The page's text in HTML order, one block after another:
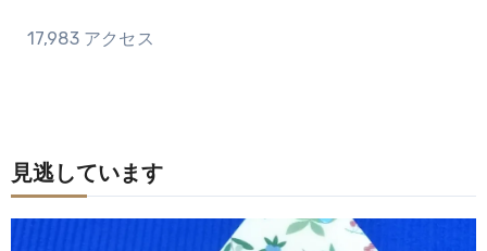
17,983 アクセス
見逃しています